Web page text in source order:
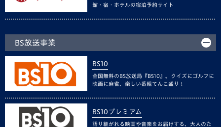
館・宿・ホテルの宿泊予約サイト
BS放送事業
BS10
全国無料のBS放送局『BS10』。クイズにゴルフに
映画に麻雀、楽しい番組てんこ盛り！
BS10プレミアム
語り継がれる映画や音楽をお届けする、大人のた